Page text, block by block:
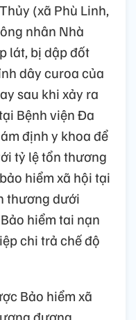
(xã Phù Linh,
nhân Nhà
lát, bị dập đốt
dây curoa của
sau khi xảy ra
Bệnh viện Đa
định y khoa để
tỷ lệ tổn thương
hiểm xã hội tại
thương dưới
hiểm tai nạn
chi trả chế độ
Bảo hiểm xã